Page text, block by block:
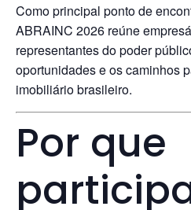
Como principal ponto de
ABRAINC 2026 reúne
representantes do poder
oportunidades e os caminhos
imobiliário brasileiro.
Por que